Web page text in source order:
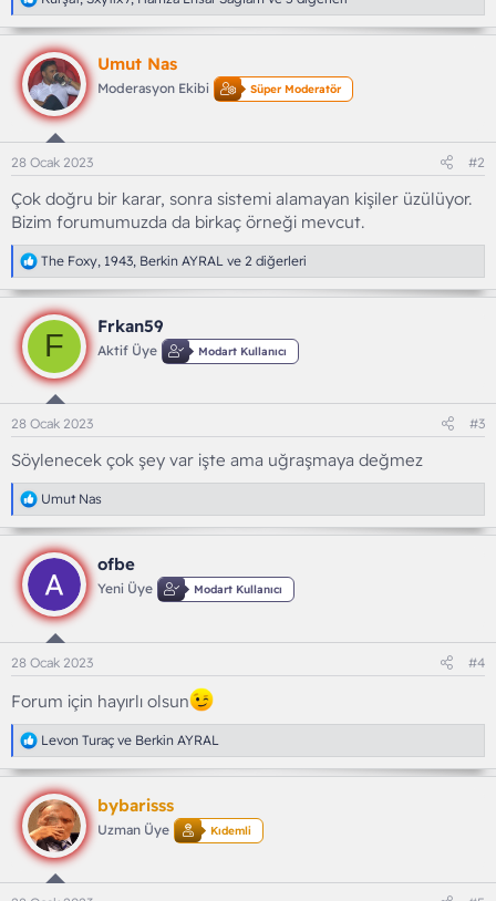
e
p
k
i
l
e
r
:
Umut Nas
Moderasyon Ekibi Süper Moderatör
28 Ocak 2023 #2
Çok doğru bir karar, sonra sistemi alamayan kişiler üzülüyor.
Bizim forumumuzda da birkaç örneği mevcut.
T
e
p
k
i
e
r
:
The Foxy 1943 Berkin AYRAL ve 2 diğerleri
F
Frkan59
Aktif Üye Modart Kullanıcı
28 Ocak 2023 #3
Söylenecek çok şey var işte ama uğraşmaya değmez
T
e
p
k
e
r
:
Umut Nas
ofbe
Yeni Üye Modart Kullanıcı
28 Ocak 2023 #4
Forum için hayırlı olsun
T
e
p
k
i
l
e
r
:
Levon Turaç ve Berkin AYRAL
bybarisss
Uzman Üye Kıdemli